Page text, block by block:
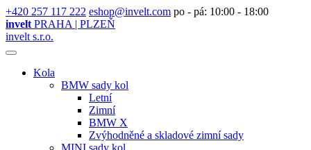
+420 257 117 222 eshop@invelt.com po - pá: 10:00 - 18:00
invelt PRAHA | PLZEŇ
invelt s.r.o.
Kola
BMW sady kol
Letní
Zimní
BMW X
Zvýhodněné a skladové zimní sady
MINI sady kol